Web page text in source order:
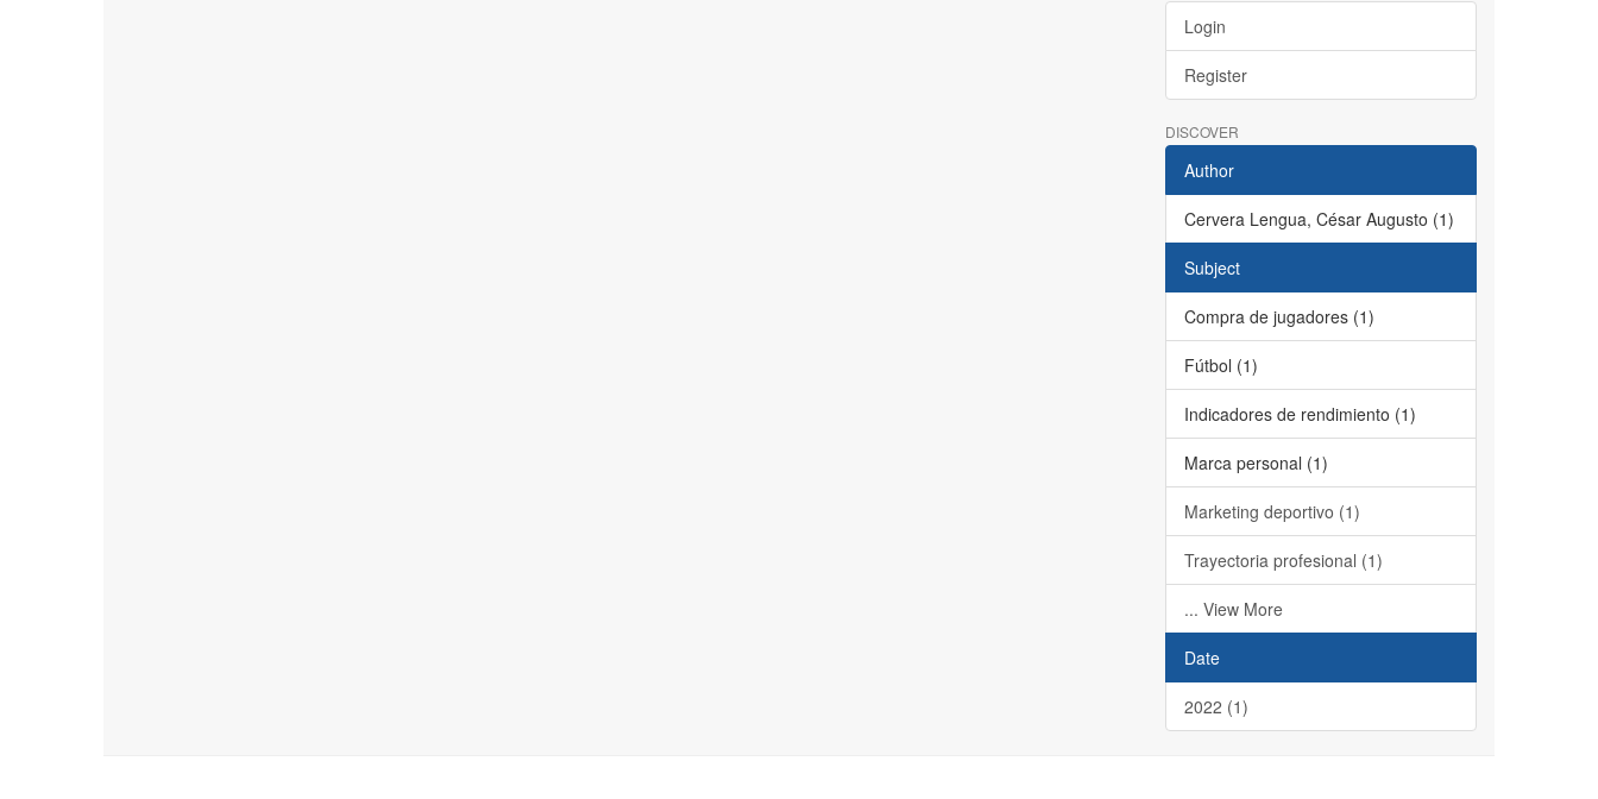
Login
Register
DISCOVER
Author
Cervera Lengua, César Augusto (1)
Subject
Compra de jugadores (1)
Fútbol (1)
Indicadores de rendimiento (1)
Marca personal (1)
Marketing deportivo (1)
Trayectoria profesional (1)
... View More
Date
2022 (1)